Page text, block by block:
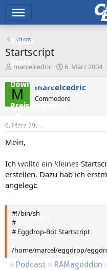
Ticker
Downloads
Preisvergleich
Forum
Aktuelles
Empfohlene Inhalte
Neue Beiträge
Leserartikel
Regeln
Podcast RAMageddon
Linux
Startscript
E
s
t
e
l
e
r
marcelcedric
E
s
e
t
6. März 2004
M marcelcedric
Commodore
6. März 2004
Moin,
Ich wollte ein kleines
erstellen. Dazu hab ich
angelegt:
#!/bin/sh
#
# Eggdrop-Bot Startscript
/home/marcel/eggdrop/